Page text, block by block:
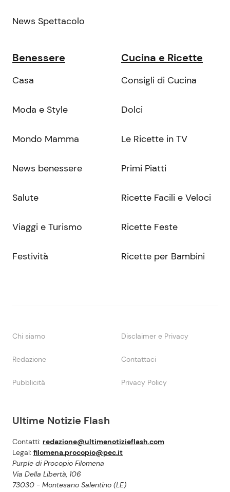
Ultime Notizie Flash
Contatti: redazione@ultimenotizieflash.com
Legal: filomena.procopio@pec.it
Purple di Procopio Filomena
Via Della Libertà, 106
73030 - Montesano Salentino (LE)
News Spettacolo
Benessere
Casa
Moda e Style
Mondo Mamma
News benessere
Salute
Viaggi e Turismo
Festività
Cucina e Ricette
Consigli di Cucina
Dolci
Le Ricette in TV
Primi Piatti
Ricette Facili e Veloci
Ricette Feste
Ricette per Bambini
Chi siamo Disclaimer e Privacy
Redazione Contattaci
Pubblicità Privacy Policy